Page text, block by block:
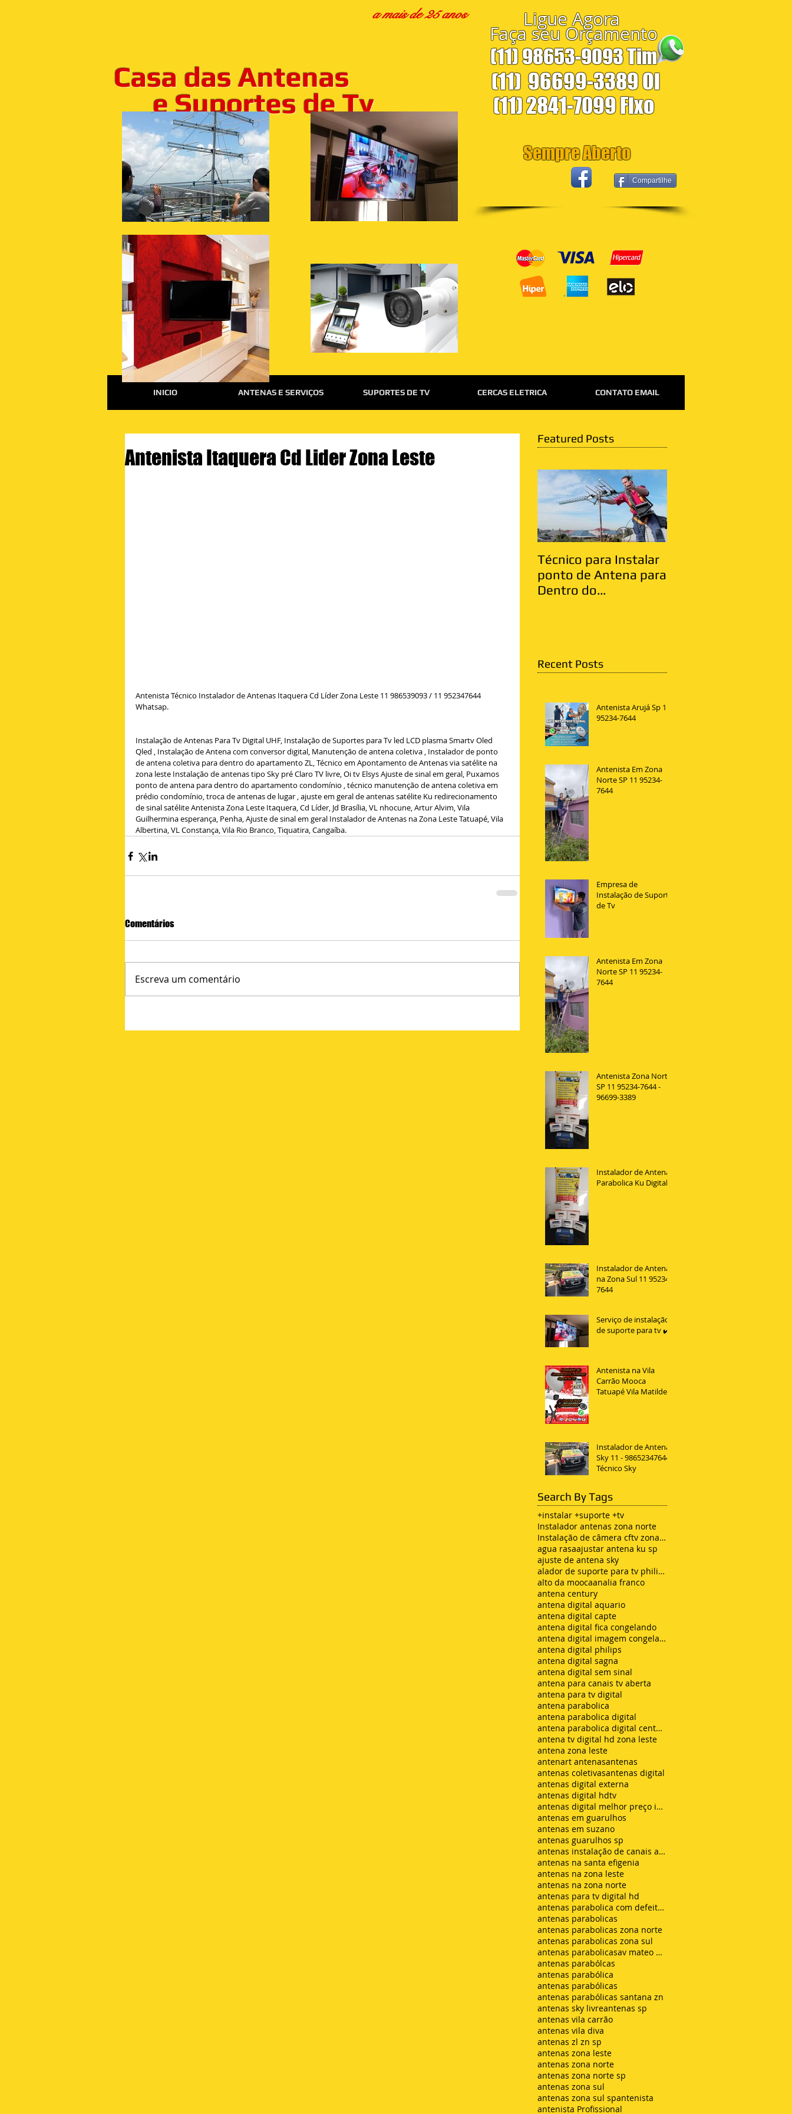
Casa das Antenas
e Suportes de Tv
a mais de 25 anos Ligue Agora
Faça seu Orçamento
(11) 98653-9093 Tim
(11) 96699-3389 Oi
(11) 2841-7099 Fixo
Sempre Aberto
Compartilhe
INICIO ANTENAS E SERVIÇOS SUPORTES DE TV CERCAS ELETRICA CONTATO EMAIL
Antenista Itaquera Cd Lider Zona Leste
Antenista Técnico Instalador de Antenas Itaquera Cd Líder Zona Leste 11 986539093 / 11 952347644
Whatsap.
Instalação de Antenas Para Tv Digital UHF, Instalação de Suportes para Tv led LCD plasma Smartv Oled
Qled , Instalação de Antena com conversor digital, Manutenção de antena coletiva , Instalador de ponto
de antena coletiva para dentro do apartamento ZL, Técnico em Apontamento de Antenas via satélite na
zona leste Instalação de antenas tipo Sky pré Claro TV livre, Oi tv Elsys Ajuste de sinal em geral, Puxamos
ponto de antena para dentro do apartamento condomínio , técnico manutenção de antena coletiva em
prédio condomínio, troca de antenas de lugar , ajuste em geral de antenas satélite Ku redirecionamento
de sinal satélite Antenista Zona Leste Itaquera, Cd Líder, Jd Brasília, VL nhocune, Artur Alvim, Vila
Guilhermina esperança, Penha, Ajuste de sinal em geral Instalador de Antenas na Zona Leste Tatuapé, Vila
Albertina, VL Constança, Vila Rio Branco, Tiquatira, Cangaíba.
Comentários
Escreva um comentário
Featured Posts
Técnico para Instalar
ponto de Antena para
Dentro do
Recent Posts
Antenista Arujá Sp 11
95234-7644
Antenista Em Zona
Norte SP 11 95234-
7644
Empresa de
Instalação de Suporte
de Tv
Antenista Em Zona
Norte SP 11 95234-
7644
Antenista Zona Norte
SP 11 95234-7644 -
96699-3389
Instalador de Antena
Parabolica Ku Digital
Instalador de Antenas
na Zona Sul 11 95234
7644
Serviço de instalação
de suporte para tv ✔️
Antenista na Vila
Carrão Mooca
Tatuapé Vila Matilde
Instalador de Antena
Sky 11 - 98652347644
Técnico Sky
Search By Tags
+instalar +suporte +tv
Instalador antenas zona norte
Instalação de câmera cftv zona leste sp
agua rasaajustar antena ku sp
ajuste de antena sky
alador de suporte para tv philips
alto da moocaanalia franco
antena century
antena digital aquario
antena digital capte
antena digital fica congelando
antena digital imagem congelando
antena digital philips
antena digital sagna
antena digital sem sinal
antena para canais tv aberta
antena para tv digital
antena parabolica
antena parabolica digital
antena parabolica digital century
antena tv digital hd zona leste
antena zona leste
antenart antenasantenas
antenas coletivasantenas digital
antenas digital externa
antenas digital hdtv
antenas digital melhor preço instalada
antenas em guarulhos
antenas em suzano
antenas guarulhos sp
antenas instalação de canais abertos de tv net zon
antenas na santa efigenia
antenas na zona leste
antenas na zona norte
antenas para tv digital hd
antenas parabolica com defeito sem sinal chuvisco
antenas parabolicas
antenas parabolicas zona norte
antenas parabolicas zona sul
antenas parabolicasav mateo bei são mateus
antenas parabólcas
antenas parabólica
antenas parabólicas
antenas parabólicas santana zn
antenas sky livreantenas sp
antenas vila carrão
antenas vila diva
antenas zl zn sp
antenas zona leste
antenas zona norte
antenas zona norte sp
antenas zona sul
antenas zona sul spantenista
antenista Profissional